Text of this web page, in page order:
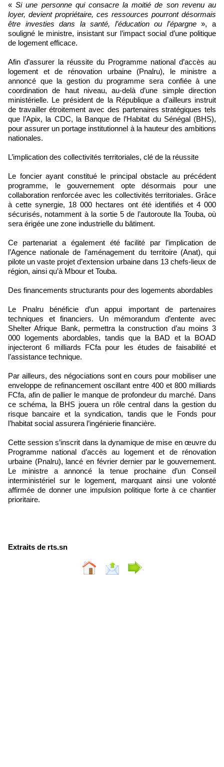
« Si une personne qui consacre la moitié de son revenu au
loyer, devient propriétaire, ces ressources pourront désormais
être investies dans la santé, l’éducation ou l’épargne», a
souligné le ministre, insistant sur l’impact social d’une politique
de logement efficace.
Afin d’assurer la réussite du Programme national d’accès au
logement et de rénovation urbaine (Pnalru), le ministre a
annoncé que la gestion du programme sera confiée à une
coordination de haut niveau, au-delà d’une simple direction
ministérielle. Le président de la République a d’ailleurs instruit
de travailler étroitement avec des partenaires stratégiques tels
que l’Apix, la CDC, la Banque de l’Habitat du Sénégal (BHS),
pour assurer un portage institutionnel à la hauteur des ambitions
nationales.
L’implication des collectivités territoriales, clé de la réussite
Le foncier ayant constitué le principal obstacle au précédent
programme, le gouvernement opte désormais pour une
collaboration renforcée avec les collectivités territoriales. Grâce
à cette synergie, 18 000 hectares ont été identifiés et 4 000
sécurisés, notamment à la sortie 5 de l’autoroute Ila Touba, où
sera érigée une zone industrielle du bâtiment.
Ce partenariat a également été facilité par l’implication de
l’Agence nationale de l’aménagement du territoire (Anat), qui
pilote un vaste projet d’extension urbaine dans 13 chefs-lieux de
région, ainsi qu’à Mbour et Touba.
Des financements structurants pour des logements abordables
Le Pnalru bénéficie d’un appui important de partenaires
techniques et financiers. Un mémorandum d’entente avec
Shelter Afrique Bank, permettra la construction d’au moins 3
000 logements abordables, tandis que la BAD et la BOAD
injecteront 6 milliards FCfa pour les études de faisabilité et
l’assistance technique.
Par ailleurs, des négociations sont en cours pour mobiliser une
enveloppe de refinancement oscillant entre 400 et 800 milliards
FCfa, afin de pallier le manque de profondeur du marché. Dans
ce schéma, la BHS jouera un rôle central dans la gestion du
risque bancaire et la syndication, tandis que le Fonds pour
l’habitat social assurera l’ingénierie financière.
Cette session s’inscrit dans la dynamique de mise en œuvre du
Programme national d’accès au logement et de rénovation
urbaine (Pnalru), lancé en février dernier par le gouvernement.
Le ministre a annoncé la tenue prochaine d’un Conseil
interministériel sur le logement, marquant ainsi une volonté
affirmée de donner une impulsion politique forte à ce chantier
prioritaire.
Extraits de rts.sn